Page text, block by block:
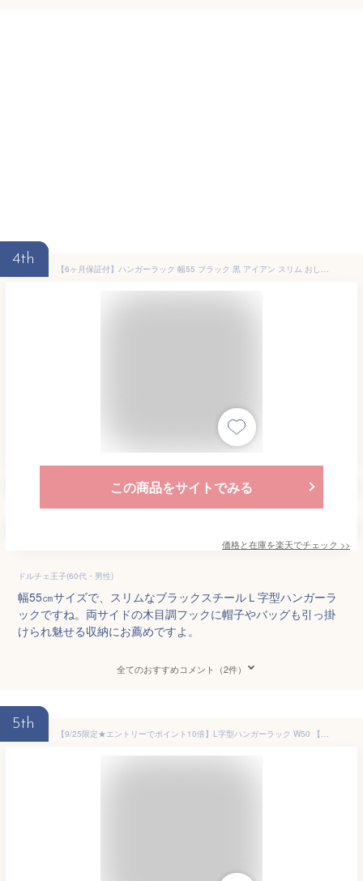
4th
【6ヶ月保証付】ハンガーラック 幅55 ブラック 黒 アイアン スリム おしゃれ パイプハンガーラック コートハンガー スチール ハンガー掛け シンプル スリムハンガーラック 送料無料 和室 モダン ブラックスチール
この商品をサイトでみる
価格と在庫を楽天でチェック >>
ドルチェ王子(60代・男性)
幅55㎝サイズで、スリムなブラックスチールＬ字型ハンガーラ
ックですね。両サイドの木目調フックに帽子やバッグも引っ掛
けられ魅せる収納にお薦めですよ。
全てのおすすめコメント（2件）
5th
【9/25限定★エントリーでポイント10倍】L字型ハンガーラック W50 【L】エル 木製 おしゃれ スリム 省スペース コートハンガー 洋服掛け 洋服ハンガー 衣類収納 シンプル 一人暮らし 新生活